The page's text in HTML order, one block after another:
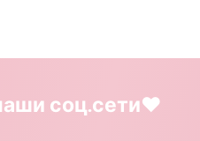
соц.сети❤️